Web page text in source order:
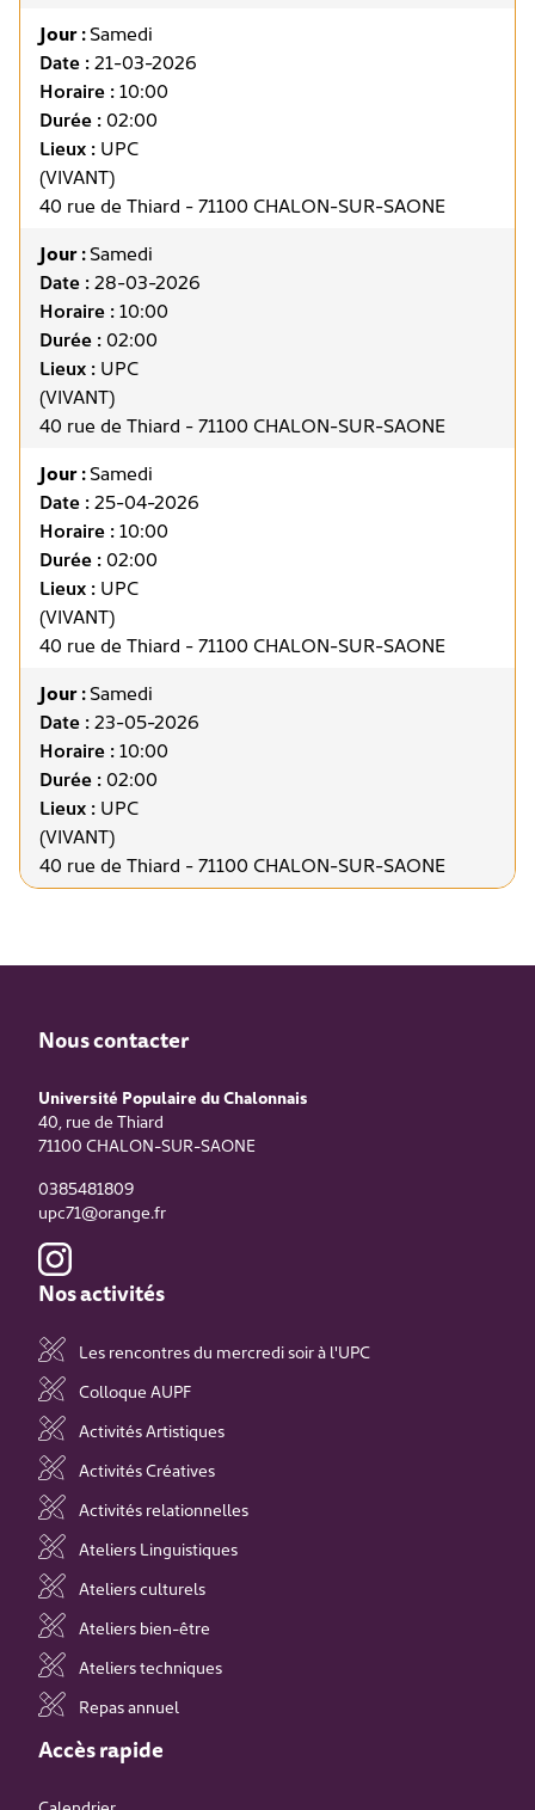
Jour :Samedi
Date :21-03-2026
Horaire :10:00
Durée :02:00
Lieux : UPC
(VIVANT)
40 rue de Thiard - 71100 CHALON-SUR-SAONE
Jour :Samedi
Date :28-03-2026
Horaire :10:00
Durée :02:00
Lieux : UPC
(VIVANT)
40 rue de Thiard - 71100 CHALON-SUR-SAONE
Jour :Samedi
Date :25-04-2026
Horaire :10:00
Durée :02:00
Lieux : UPC
(VIVANT)
40 rue de Thiard - 71100 CHALON-SUR-SAONE
Jour :Samedi
Date :23-05-2026
Horaire :10:00
Durée :02:00
Lieux : UPC
(VIVANT)
40 rue de Thiard - 71100 CHALON-SUR-SAONE
Nous contacter
Université Populaire du Chalonnais
40, rue de Thiard
71100 CHALON-SUR-SAONE
0385481809
upc71@orange.fr
Nos activités
Les rencontres du mercredi soir à l'UPC
Colloque AUPF
Activités Artistiques
Activités Créatives
Activités relationnelles
Ateliers Linguistiques
Ateliers culturels
Ateliers bien-être
Ateliers techniques
Repas annuel
Accès rapide